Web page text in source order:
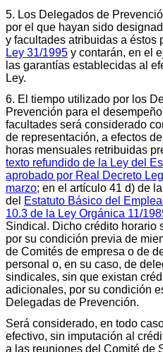
5. Los Delegados de
por el que hayan sido
y facultades atribuidas a éstos
Ley 31/1995 y contarán, en el
las garantías establecidas al
Ley.
6. El tiempo utilizado por los
Prevención para el
facultades será considerado
de representación, a efectos
horas mensuales retribuidas
texto refundido de la Ley del
aprobado por Real Decreto
marzo; en el artículo 41 d) de la
del Estatuto Básico del
10.3 de la Ley Orgánica 11/
Sindical. Dicho crédito horario
por su condición previa de
de Comités de empresa o de
personal o, en su caso, de
sindicales, sin que existan
adicionales, por su condición
Delegadas de Prevención.
Será considerado, en todo
efectivo, sin imputación al
a las reuniones del Comité de